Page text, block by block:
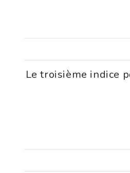
Le troisième indice